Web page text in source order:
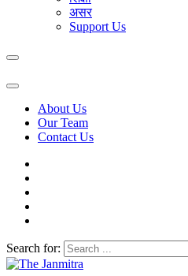
असर
Support Us
About Us
Our Team
Contact Us
Search for: